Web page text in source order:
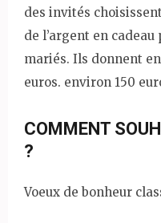
des invités
de l’argent en
mariés. Ils donnent
euros. environ 150
COMMENT
?
Voeux de bonheur